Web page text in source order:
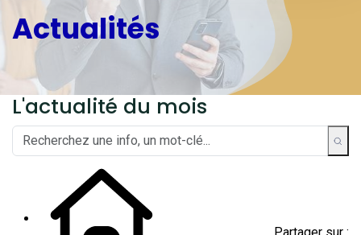
Actualités
L'actualité du mois